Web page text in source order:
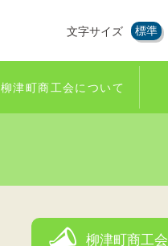
文字サイズ 標準
柳津町商工会について
柳津町商工会